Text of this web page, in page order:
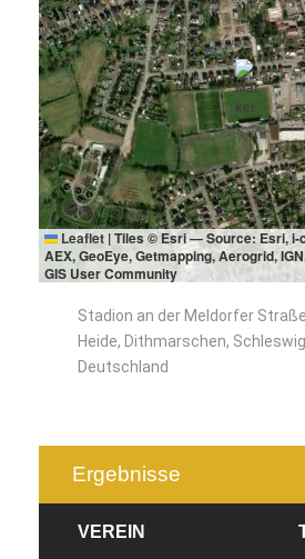
Leaflet |Tiles © Esri — Source: Esri, i-
AEX, GeoEye, Getmapping, Aerogrid,
GIS User Community
Stadion an der Meldorfer
Heide, Dithmarschen,
Deutschland
Ergebnisse
VEREIN